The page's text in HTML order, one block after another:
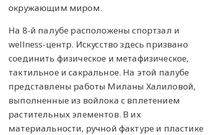
окружающим миром.
На 8-й палубе расположены спортзал и
wellness-центр. Искусство здесь призвано
соединить физическое и метафизическое,
тактильное и сакральное. На этой палубе
представлены работы Миланы Халиловой,
выполненные из войлока с вплетением
растительных элементов. В их
материальности, ручной фактуре и пластике